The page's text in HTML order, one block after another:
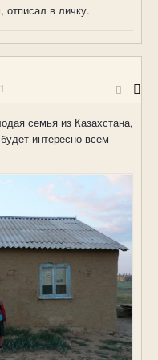
отписал в личку.
семья из Казахстана,
интересно всем